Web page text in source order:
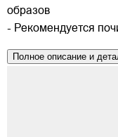
образов
- Рекомендуется
Полное описание и